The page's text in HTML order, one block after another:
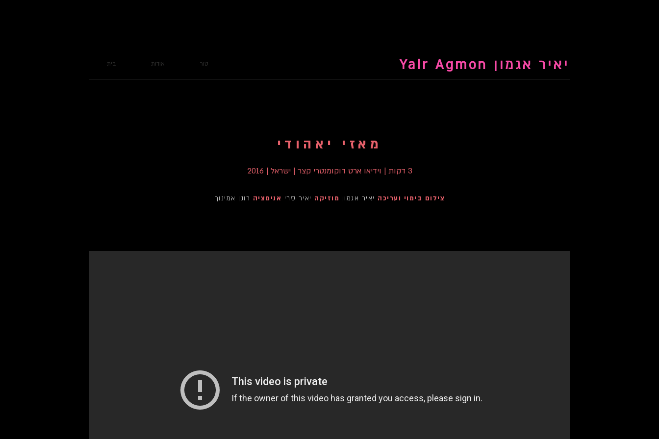
בית אודות טור יאיר אגמון Yair Agmon
צילום בימוי ועריכה יאיר אגמון מוזיקה יאיר סרי אנימציה רונן אמינוף
מאזי יאהודי
3 דקות | וידיאו ארט דוקומנטרי קצר | ישראל | 2016